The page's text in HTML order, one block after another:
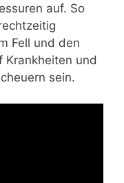
auf. So
Fell und den
Krankheiten und
sein.